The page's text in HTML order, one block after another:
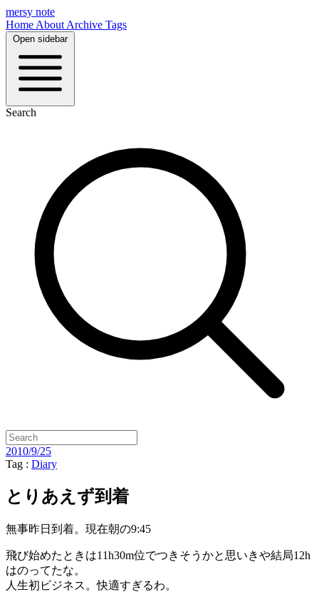
mersy note
Home About Archive Tags
Open sidebar
Search
2010/9/25
Tag : Diary
とりあえず到着
無事昨日到着。現在朝の9:45
飛び始めたときは11h30m位でつきそうかと思いきや結局12h
はのってたな。
人生初ビジネス。快適すぎるわ。